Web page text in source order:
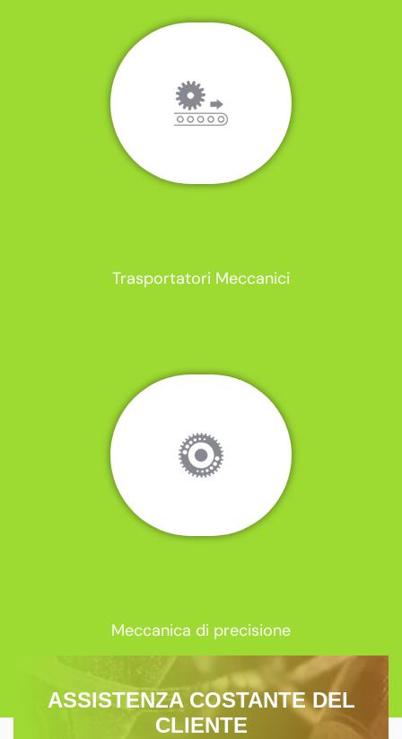
Trasportatori Meccanici
Meccanica di precisione
ASSISTENZA COSTANTE DEL
CLIENTE